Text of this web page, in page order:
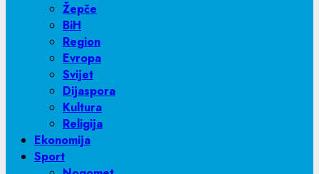
Žepče
BiH
Region
Evropa
Svijet
Dijaspora
Kultura
Religija
Ekonomija
Sport